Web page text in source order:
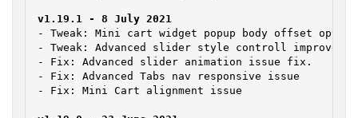
- Tweak: Mini cart widget popup body offset option
- Tweak: Advanced slider style controll improved.
- Fix: Advanced slider animation issue fix.
- Fix: Advanced Tabs nav responsive issue
- Fix: Mini Cart alignment issue